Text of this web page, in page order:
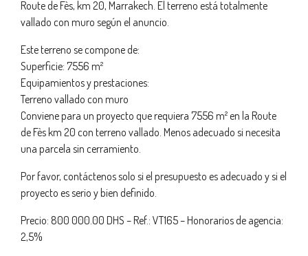
Route de Fès, km 20, Marrakech. El terreno está totalmente
vallado con muro según el anuncio.
Este terreno se compone de:
Superficie: 7556 m²
Equipamientos y prestaciones:
Terreno vallado con muro
Conviene para un proyecto que requiera 7556 m² en la Route
de Fès km 20 con terreno vallado. Menos adecuado si necesita
una parcela sin cerramiento.
Por favor, contáctenos solo si el presupuesto es adecuado y si el
proyecto es serio y bien definido.
Precio: 800 000.00 DHS – Ref.: VT165 – Honorarios de agencia:
2,5%